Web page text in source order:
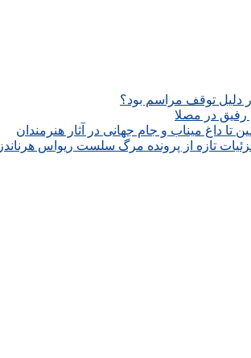
دلیل توقف مراسم بود؟
در مصلا
داغ میناب و جام جهانی در آثار هنرمندان
تازه از پرونده مرگ سلست ریواس هرناندز